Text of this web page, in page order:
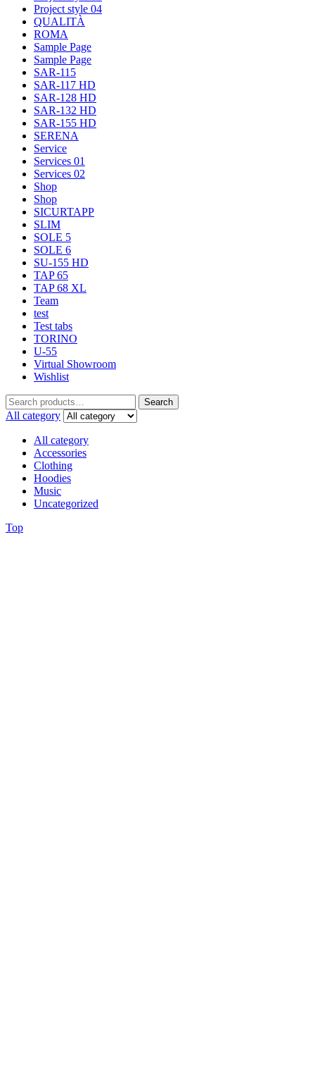
Project style 04
QUALITÀ
ROMA
Sample Page
Sample Page
SAR-115
SAR-117 HD
SAR-128 HD
SAR-132 HD
SAR-155 HD
SERENA
Service
Services 01
Services 02
Shop
Shop
SICURTAPP
SLIM
SOLE 5
SOLE 6
SU-155 HD
TAP 65
TAP 68 XL
Team
test
Test tabs
TORINO
U-55
Virtual Showroom
Wishlist
Search
All category
All category
Accessories
Clothing
Hoodies
Music
Uncategorized
Top